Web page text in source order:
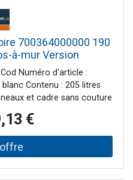
700364000000 190
à-mur Version
Numéro d'article :
Contenu : 205 litres
et cadre sans couture
DuraSolid A
€